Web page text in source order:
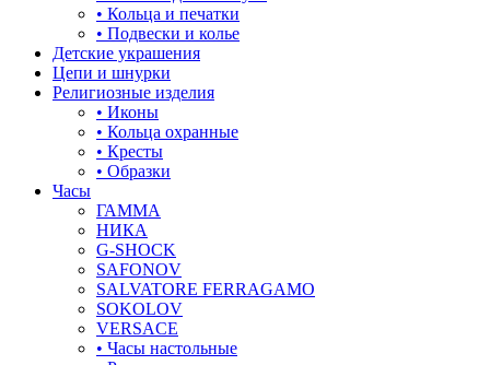
корона
кошки
круг (шар)
крылья и перья
листья
ловец снов
лошадки и единороги
• Кольца и печатки
• Подвески и колье
Детские украшения
Цепи и шнурки
Религиозные изделия
• Иконы
• Кольца охранные
• Кресты
• Образки
Часы
ГАММА
НИКА
G-SHOCK
SAFONOV
SALVATORE FERRAGAMO
SOKOLOV
VERSACE
• Часы настольные